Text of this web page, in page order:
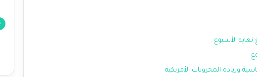
الأسبوع
وزيادة المخزونات الأمريكية